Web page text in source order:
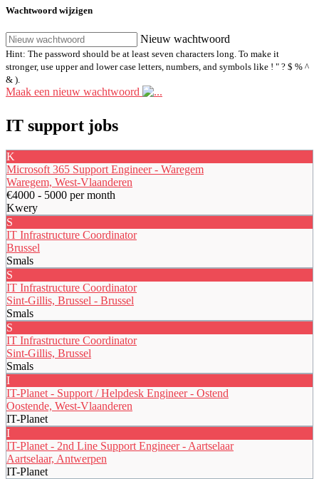
Wachtwoord wijzigen
Nieuw wachtwoord
Hint: The password should be at least seven characters long. To make it
stronger, use upper and lower case letters, numbers, and symbols like ! " ? $ % ^
& ).
Maak een nieuw wachtwoord
IT support jobs
K
Microsoft 365 Support Engineer - Waregem
Waregem, West-Vlaanderen
€4000 - 5000 per month
Kwery
S
IT Infrastructure Coordinator
Brussel
Smals
S
IT Infrastructure Coordinator
Sint-Gillis, Brussel - Brussel
Smals
S
IT Infrastructure Coordinator
Sint-Gillis, Brussel
Smals
I
IT-Planet - Support / Helpdesk Engineer - Ostend
Oostende, West-Vlaanderen
IT-Planet
I
IT-Planet - 2nd Line Support Engineer - Aartselaar
Aartselaar, Antwerpen
IT-Planet